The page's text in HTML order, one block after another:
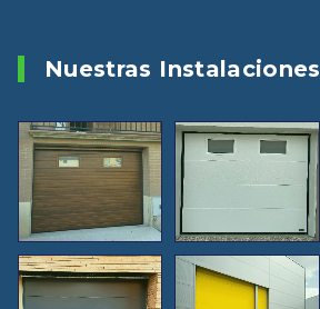
Nuestras Instalaciones